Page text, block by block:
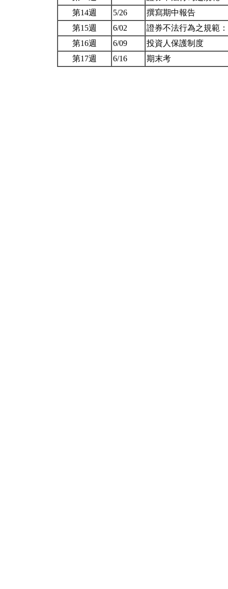
第14週
5/26
撰寫期中報告
第15週
6/02
證券不法行為之規範
第16週
6/09
投資人保護制度
第17週
6/16 期末考